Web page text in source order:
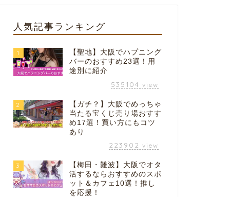
人気記事ランキング
1
【聖地】大阪でハプニング
バーのおすすめ23選！用
途別に紹介
535104 view
2
【ガチ？】大阪でめっちゃ
当たる宝くじ売り場おすす
め17選！買い方にもコツ
あり
223902 view
3
【梅田・難波】大阪でオタ
活するならおすすめのスポ
ット＆カフェ10選！推し
を応援！